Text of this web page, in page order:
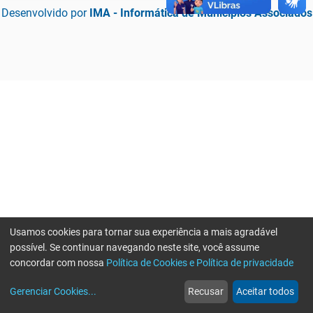
Desenvolvido por IMA - Informática de Municípios Associados
web
Notícias
more_horiz
Mais
Usamos cookies para tornar sua experiência a mais agradável
possível. Se continuar navegando neste site, você assume
concordar com nossa Política de Cookies e Política de privacidade
Gerenciar Cookies... Recusar Aceitar todos
Erro ao enviar informações, por favor tente novamente